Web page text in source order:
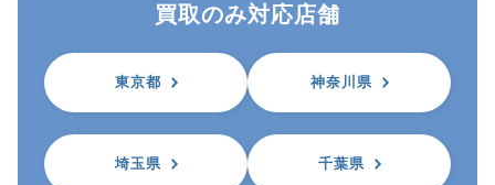
買取のみ対応店舗
東京都 神奈川県
埼玉県 千葉県